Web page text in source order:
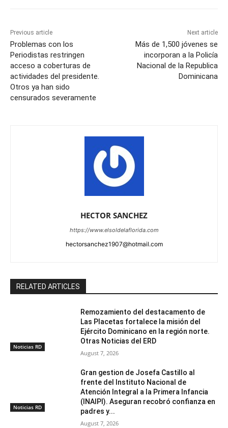
Previous article
Problemas con los
Periodistas restringen
acceso a coberturas de
actividades del presidente.
Otros ya han sido
censurados severamente
Next article
Más de 1,500 jóvenes se
incorporan a la Policía
Nacional de la Republica
Dominicana
HECTOR SANCHEZ
https://www.elsoldelaflorida.com
hectorsanchez1907@hotmail.com
RELATED ARTICLES
Noticias RD
Remozamiento del destacamento de
Las Placetas fortalece la misión del
Ejército Dominicano en la región norte.
Otras Noticias del ERD
August 7, 2026
Noticias RD
Gran gestion de Josefa Castillo al
frente del Instituto Nacional de
Atención Integral a la Primera Infancia
(INAIPI). Aseguran recobró confianza en
padres y...
August 7, 2026